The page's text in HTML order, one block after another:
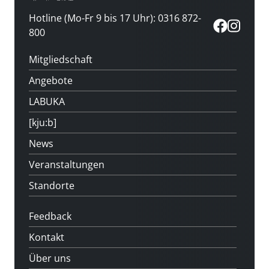
Hotline (Mo-Fr 9 bis 17 Uhr): 0316 872-
800
Mitgliedschaft
Angebote
LABUKA
[kju:b]
News
Veranstaltungen
Standorte
Feedback
Kontakt
Über uns